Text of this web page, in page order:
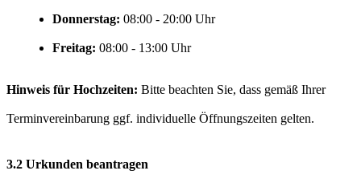
Donnerstag: Uhr
Freitag: Uhr
Hinweis für Hochzeiten: Bitte beachten Sie, dass gemäß Ihrer
Terminvereinbarung ggf. individuelle Öffnungszeiten gelten.
3.2 Urkunden beantragen